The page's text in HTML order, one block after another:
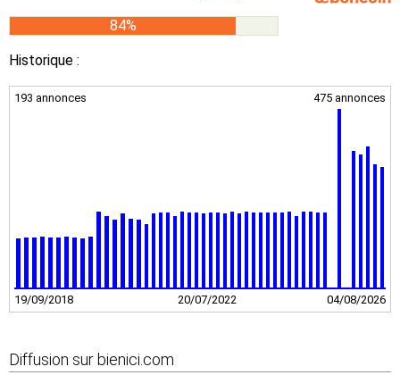
84%
Historique :
193 annonces 475 annonces
19/09/2018 20/07/2022 04/08/2026
Diffusion sur bienici.com